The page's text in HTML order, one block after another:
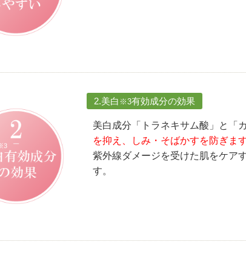
2.美白 ※3有効成分の効果
美白成分「トラネキサム酸」と「
を抑え、しみ・そばかすを防ぎます
紫外線ダメージを受けた肌をケア
す。